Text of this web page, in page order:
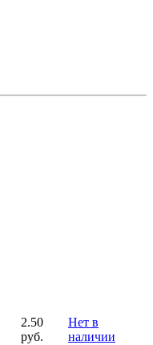
2.50
руб.
Нет в
наличии